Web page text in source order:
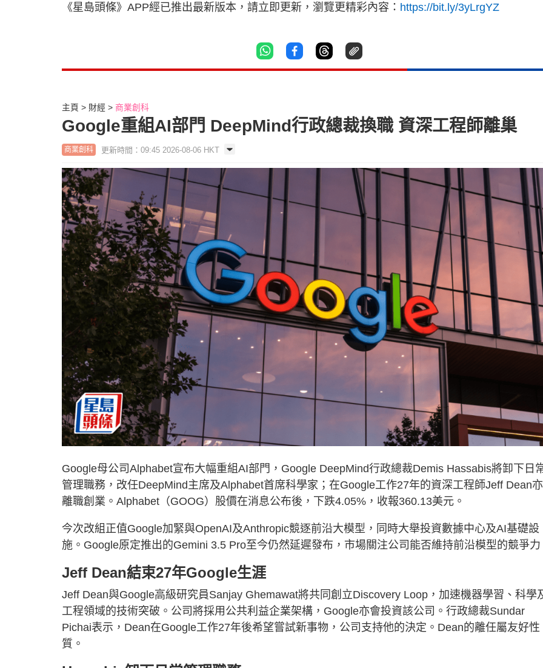
《星島頭條》APP經已推出最新版本，請立即更新，瀏覽更精彩內容： https://bit.ly/3yLrgYZ
主頁 財經 商業創科
Google重組AI部門 DeepMind行政總裁換職 資深工程師離巢
商業創科 更新時間：09:45 2026-08-06 HKT
Google母公司Alphabet宣布大幅重組AI部門，Google DeepMind行政總裁Demis Hassabis將卸下日
管理職務，改任DeepMind主席及Alphabet首席科學家；在Google工作27年的資深工程師Jeff Dean
離職創業。Alphabet（GOOG）股價在消息公布後，下跌4.05%，收報360.13美元。
今次改組正值Google加緊與OpenAI及Anthropic競逐前沿大模型，同時大舉投資數據中心及AI基礎設
施。Google原定推出的Gemini 3.5 Pro至今仍然延遲發布，市場關注公司能否維持前沿模型的競爭力
Jeff Dean結束27年Google生涯
Jeff Dean與Google高級研究員Sanjay Ghemawat將共同創立Discovery Loop，加速機器學習、科學
工程領域的技術突破。公司將採用公共利益企業架構，Google亦會投資該公司。行政總裁Sundar
Pichai表示，Dean在Google工作27年後希望嘗試新事物，公司支持他的決定。Dean的離任屬友好性
質。